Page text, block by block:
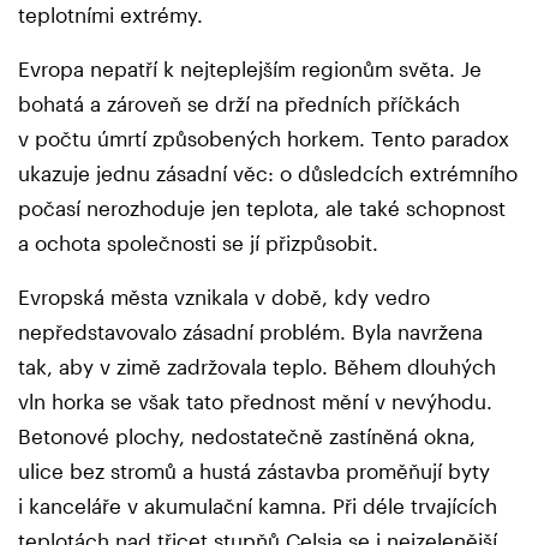
teplotními extrémy.
Evropa nepatří k nejteplejším regionům světa. Je
bohatá a zároveň se drží na předních příčkách
v počtu úmrtí způsobených horkem. Tento paradox
ukazuje jednu zásadní věc: o důsledcích extrémního
počasí nerozhoduje jen teplota, ale také schopnost
a ochota společnosti se jí přizpůsobit.
Evropská města vznikala v době, kdy vedro
nepředstavovalo zásadní problém. Byla navržena
tak, aby v zimě zadržovala teplo. Během dlouhých
vln horka se však tato přednost mění v nevýhodu.
Betonové plochy, nedostatečně zastíněná okna,
ulice bez stromů a hustá zástavba proměňují byty
i kanceláře v akumulační kamna. Při déle trvajících
teplotách nad třicet stupňů Celsia se i nejzelenější